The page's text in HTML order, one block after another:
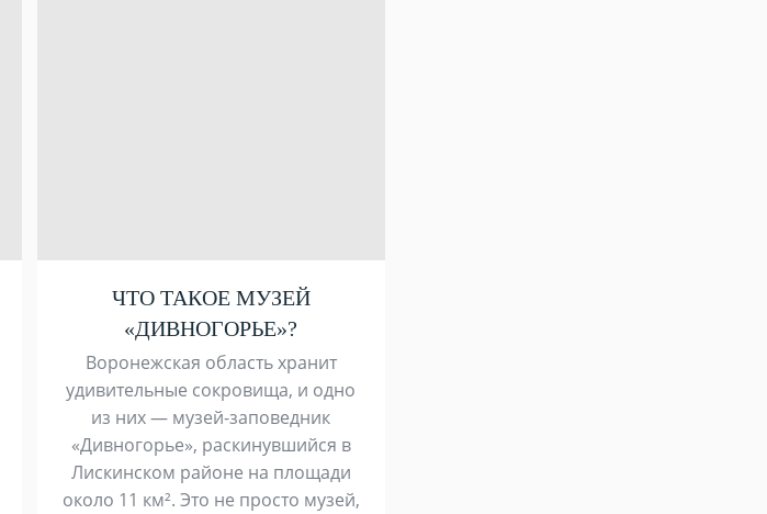
ЧТО ТАКОЕ МУЗЕЙ
«ДИВНОГОРЬЕ»?
Воронежская область хранит
удивительные сокровища, и одно
из них — музей-заповедник
«Дивногорье», раскинувшийся в
Лискинском районе на площади
около 11 км². Это не просто музей,